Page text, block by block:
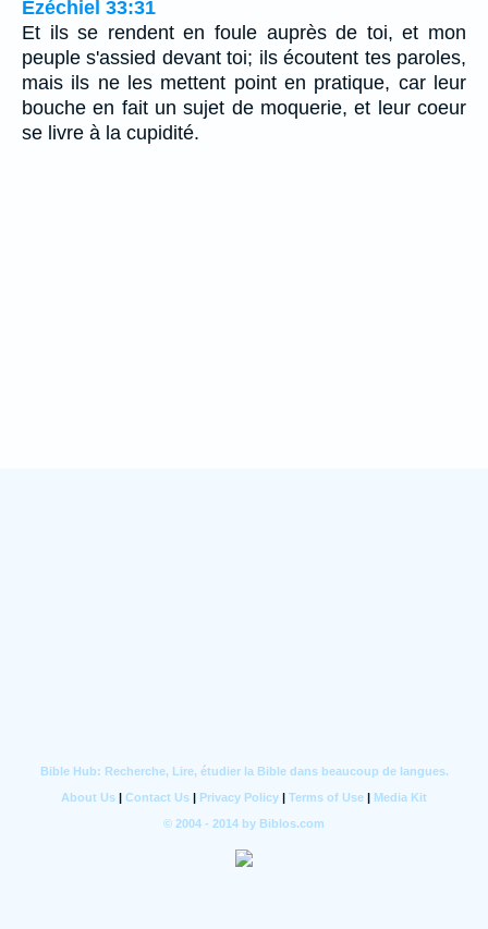
Ézéchiel 33:31
Et ils se rendent en foule auprès de toi, et mon
peuple s'assied devant toi; ils écoutent tes paroles,
mais ils ne les mettent point en pratique, car leur
bouche en fait un sujet de moquerie, et leur coeur
se livre à la cupidité.